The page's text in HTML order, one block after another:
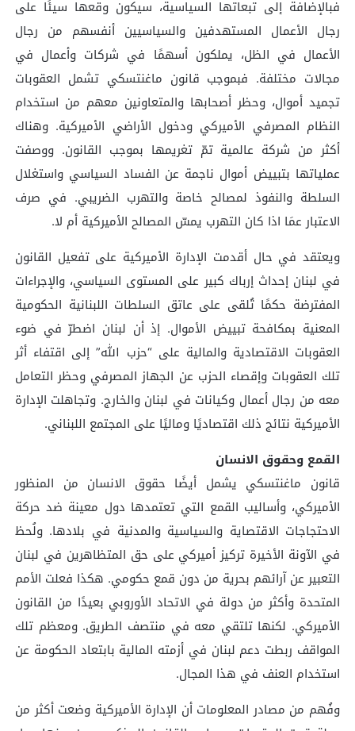
فبالإضافة إلى تبعاتها السياسية، سيكون وقعها سيئًا على
رجال الأعمال المستهدفين والسياسيين أنفسهم من رجال
الأعمال في الظل، يملكون أسهمًا في شركات وأعمال في
مجالات مختلفة. فبموجب قانون ماغنتسكي تشمل العقوبات
تجميد أموال، وحظر أصحابها والمتعاونين معهم من استخدام
النظام المصرفي الأميركي ودخول الأراضي الأميركية. وهناك
أكثر من شركة عالمية تمّ تغريمها بموجب القانون. ووصفت
عملياتها بتبييض أموال ناجمة عن الفساد السياسي واستغلال
السلطة والنفوذ لمصالح خاصة والتهرب الضريبي. في صرف
الاعتبار عمَا اذا كان التهرب يمسّ المصالح الأميركية أم لا.
ويعتقد في حال أقدمت الإدارة الأميركية على تفعيل القانون
في لبنان إحداث إرباك كبير على المستوى السياسي، والإجراءات
المفترضة حكمًا تُلقى على عاتق السلطات اللبنانية الحكومية
المعنية بمكافحة تبييض الأموال. إذ أن لبنان اضطرّ في ضوء
العقوبات الاقتصادية والمالية على “حزب الله” إلى اقتفاء أثر
تلك العقوبات وإقصاء الحزب عن الجهاز المصرفي وحظر التعامل
معه من رجال أعمال وكيانات في لبنان والخارج. وتجاهلت الإدارة
الأميركية نتائج ذلك اقتصاديًا وماليًا على المجتمع اللبناني.
القمع وحقوق الانسان
قانون ماغنتسكي يشمل أيضًا حقوق الانسان من المنظور
الأميركي، وأساليب القمع التي تعتمدها دول معينة ضد حركة
الاحتجاجات الاقتصاية والسياسية والمدنية في بلادها. ولُحظ
في الآونة الأخيرة تركيز أميركي على حق المتظاهرين في لبنان
التعبير عن آرائهم بحرية من دون قمع حكومي. هكذا فعلت الأمم
المتحدة وأكثر من دولة في الاتحاد الأوروبي بعيدًا من القانون
الأميركي. لكنها تلتقي معه في منتصف الطريق. ومعظم تلك
المواقف ربطت دعم لبنان في أزمته المالية بابتعاد الحكومة عن
استخدام العنف في هذا المجال.
وفُهم من مصادر المعلومات أن الإدارة الأميركية وضعت أكثر من